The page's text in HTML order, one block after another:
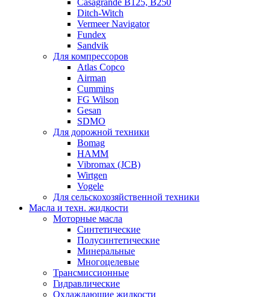
Ditch-Witch
Vermeer Navigator
Fundex
Sandvik
Для компрессоров
Atlas Copco
Airman
Cummins
FG Wilson
Gesan
SDMO
Для дорожной техники
Bomag
HAMM
Vibromax (JCB)
Wirtgen
Vogele
Для сельскохозяйственной техники
Масла и техн. жидкости
Моторные масла
Синтетические
Полусинтетические
Минеральные
Многоцелевые
Трансмиссионные
Гидравлические
Охлаждающие жидкости